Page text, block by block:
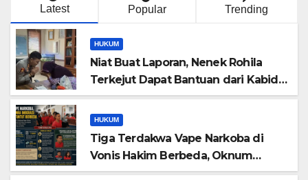
Latest Popular Trending
HUKUM
Niat Buat Laporan, Nenek Rohila
Terkejut Dapat Bantuan dari Kabid
Propam Kombes Pol Eddwi
HUKUM
Tiga Terdakwa Vape Narkoba di
Vonis Hakim Berbeda, Oknum
Pegawai Imigrasi Batam Paling